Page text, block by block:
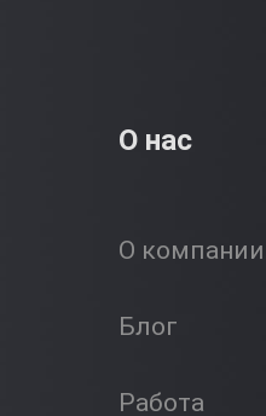
О нас
О компании
Блог
Работа